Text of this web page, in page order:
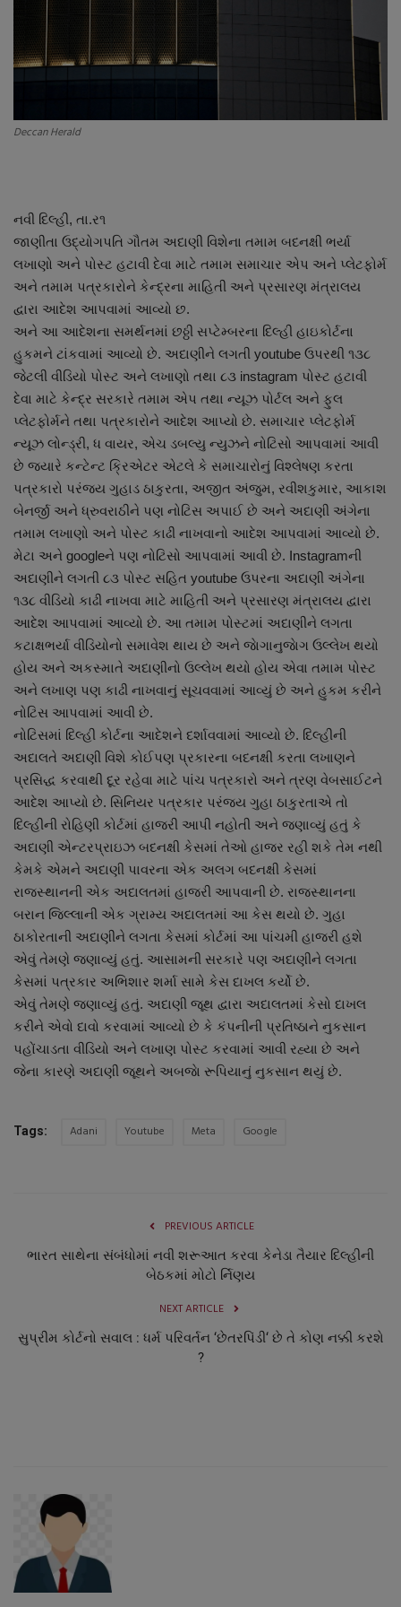
Contact
ગુજરાત
જુનાગઢ
Support US
બજારના સમાચાર
નાણાંકીય સમાચાર
સ્થાનિક સમાચાર
સ્પોર્ટ્સ
રાશિફળ
ગુનાખોરી
બોલિવૂડ
સ્વાસ્થ્ય
Deccan Herald
નવી દિલ્હી, તા.ર૧
જાણીતા ઉદ્યોગપતિ ગૌતમ અદાણી વિશેના તમામ બદનક્ષી ભર્યા
લખાણો અને પોસ્ટ હટાવી દેવા માટે તમામ સમાચાર એપ અને પ્લેટફોર્મ
અને તમામ પત્રકારોને કેન્દ્રના માહિતી અને પ્રસારણ મંત્રાલય
દ્વારા આદેશ આપવામાં આવ્યો છ.
અને આ આદેશના સમર્થનમાં છઠ્ઠી સપ્ટેમ્બરના દિલ્હી હાઇકોર્ટના
હુકમને ટાંકવામાં આવ્યો છે. અદાણીને લગતી youtube ઉપરથી ૧૩૮
જેટલી વીડિયો પોસ્ટ અને લખાણો તથા ૮૩ instagram પોસ્ટ હટાવી
દેવા માટે કેન્દ્ર સરકારે તમામ એપ તથા ન્યૂઝ પોર્ટલ અને ફુલ
પ્લેટફોર્મને તથા પત્રકારોને આદેશ આપ્યો છે. સમાચાર પ્લેટફોર્મ
ન્યૂઝ લોન્ડ્રી, ધ વાયર, એચ ડબલ્યુ ન્યુઝને નોટિસો આપવામાં આવી
છે જ્યારે કન્ટેન્ટ ક્રિએટર એટલે કે સમાચારોનું વિશ્લેષણ કરતા
પત્રકારો પરંજય ગુહાડ ઠાકુરતા, અજીત અંજુમ, રવીશકુમાર, આકાશ
બેનર્જી અને ધ્રુવરાઠીને પણ નોટિસ અપાઈ છે અને અદાણી અંગેના
તમામ લખાણો અને પોસ્ટ કાઢી નાખવાનો આદેશ આપવામાં આવ્યો છે.
મેટા અને googleને પણ નોટિસો આપવામાં આવી છે. Instagramની
અદાણીને લગતી ૮૩ પોસ્ટ સહિત youtube ઉપરના અદાણી અંગેના
૧૩૮ વીડિયો કાઢી નાખવા માટે માહિતી અને પ્રસારણ મંત્રાલય દ્વારા
આદેશ આપવામાં આવ્યો છે. આ તમામ પોસ્ટમાં અદાણીને લગતા
કટાક્ષભર્યા વીડિયોનો સમાવેશ થાય છે અને જાેગાનુજાેગ ઉલ્લેખ થયો
હોય અને અકસ્માતે અદાણીનો ઉલ્લેખ થયો હોય એવા તમામ પોસ્ટ
અને લખાણ પણ કાઢી નાખવાનું સૂચવવામાં આવ્યું છે અને હુકમ કરીને
નોટિસ આપવામાં આવી છે.
નોટિસમાં દિલ્હી કોર્ટના આદેશને દર્શાવવામાં આવ્યો છે. દિલ્હીની
અદાલતે અદાણી વિશે કોઈપણ પ્રકારના બદનક્ષી કરતા લખાણને
પ્રસિદ્ધ કરવાથી દૂર રહેવા માટે પાંચ પત્રકારો અને ત્રણ વેબસાઈટને
આદેશ આપ્યો છે. સિનિયર પત્રકાર પરંજય ગુહા ઠાકુરતાએ તો
દિલ્હીની રોહિણી કોર્ટમાં હાજરી આપી નહોતી અને જણાવ્યું હતું કે
અદાણી એન્ટરપ્રાઇઝ બદનક્ષી કેસમાં તેઓ હાજર રહી શકે તેમ નથી
કેમકે એમને અદાણી પાવરના એક અલગ બદનક્ષી કેસમાં
રાજસ્થાનની એક અદાલતમાં હાજરી આપવાની છે. રાજસ્થાનના
બરાન જિલ્લાની એક ગ્રામ્ય અદાલતમાં આ કેસ થયો છે. ગુહા
ઠાકોરતાની અદાણીને લગતા કેસમાં કોર્ટમાં આ પાંચમી હાજરી હશે
એવું તેમણે જણાવ્યું હતું. આસામની સરકારે પણ અદાણીને લગતા
કેસમાં પત્રકાર અભિશાર શર્મા સામે કેસ દાખલ કર્યો છે.
એવું તેમણે જણાવ્યું હતું. અદાણી જૂથ દ્વારા અદાલતમાં કેસો દાખલ
કરીને એવો દાવો કરવામાં આવ્યો છે કે કંપનીની પ્રતિષ્ઠાને નુકસાન
પહોંચાડતા વીડિયો અને લખાણ પોસ્ટ કરવામાં આવી રહ્યા છે અને
જેના કારણે અદાણી જૂથને અબજાે રૂપિયાનું નુકસાન થયું છે.
Tags: Adani Youtube Meta Google
PREVIOUS ARTICLE
ભારત સાથેના સંબંધોમાં નવી શરૂઆત કરવા કેનેડા તૈયાર દિલ્હીની
બેઠકમાં મોટો ર્નિણય
NEXT ARTICLE
સુપ્રીમ કોર્ટનો સવાલ : ધર્મ પરિવર્તન ‘છેતરપિંડી‘ છે તે કોણ નક્કી કરશે
?